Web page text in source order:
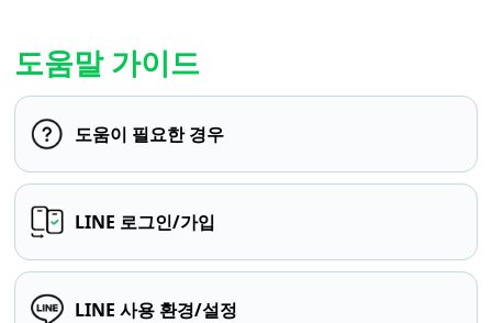
도움말 가이드
도움이 필요한 경우
LINE 로그인/가입
LINE 사용 환경/설정